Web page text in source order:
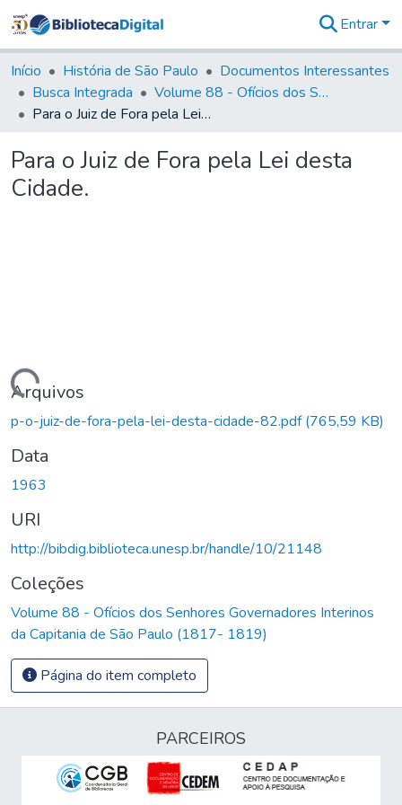
&
Coleções
Tudo na
Biblioteca
Estatísticas
Entrar
Início História de São Paulo
Documentos Interessantes
Busca Integrada
Volume 88 - Ofícios dos Senhores Governadores Interinos da Capitania de São Paulo (1817- 1819)
Para o Juiz de Fora pela Lei desta Cidade.
Para o Juiz de Fora pela Lei desta
Cidade.
Carregando...
Arquivos
p-o-juiz-de-fora-pela-lei-desta-cidade-82.pdf(765,59 KB)
Data
1963
URI
http://bibdig.biblioteca.unesp.br/handle/10/21148
Coleções
Volume 88 - Ofícios dos Senhores Governadores Interinos
da Capitania de São Paulo (1817- 1819)
Página do item completo
PARCEIROS